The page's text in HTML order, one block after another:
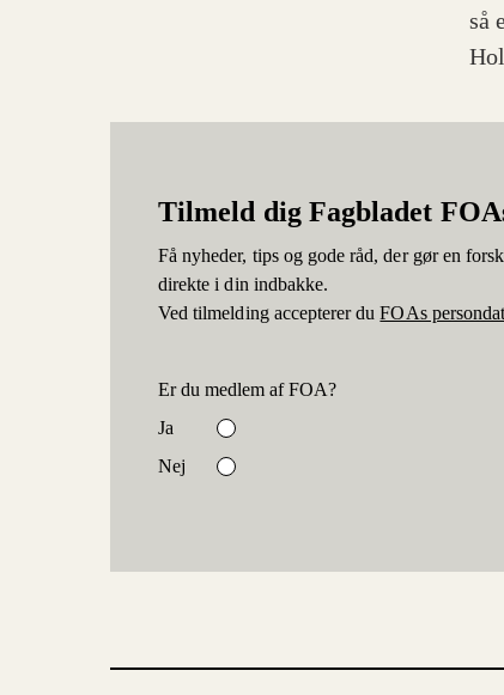
så
Tilmeld dig Fagbladet
Få nyheder, tips og gode råd, der gør en
direkte i din indbakke.
Ved tilmelding accepterer duFOAs
Er du medlem af FOA?
Ja
Nej